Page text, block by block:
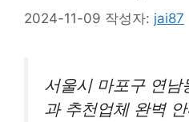
2024-11-09 작성자: jai87
서울시 마포구 연남
과 추천업체 완벽